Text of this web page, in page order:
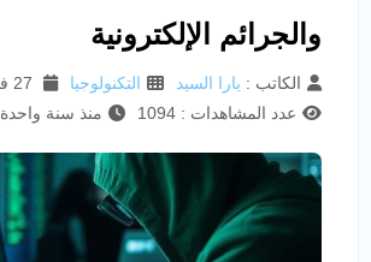
والجرائم الإلكترونية
الكاتب : يارا السيد التكنولوجيا
عدد المشاهدات : 1094
منذ سنة واحدة